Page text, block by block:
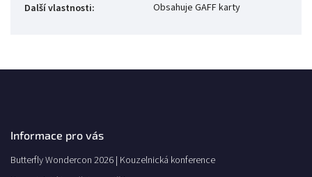
Další vlastnosti: Obsahuje GAFF karty
Informace pro vás
Butterfly Wondercon 2026 | Kouzelnická konference